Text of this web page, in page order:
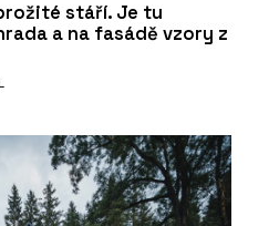
stáří. Je tu
a na fasádě vzory z